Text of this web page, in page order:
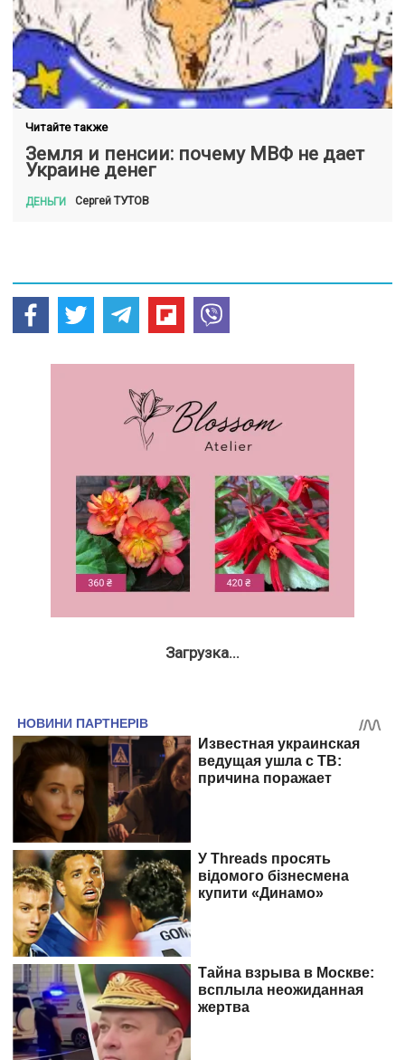
Читайте также
Земля и пенсии: почему МВФ не дает
Украине денег
ДЕНЬГИ СергейТУТОВ
Загрузка...